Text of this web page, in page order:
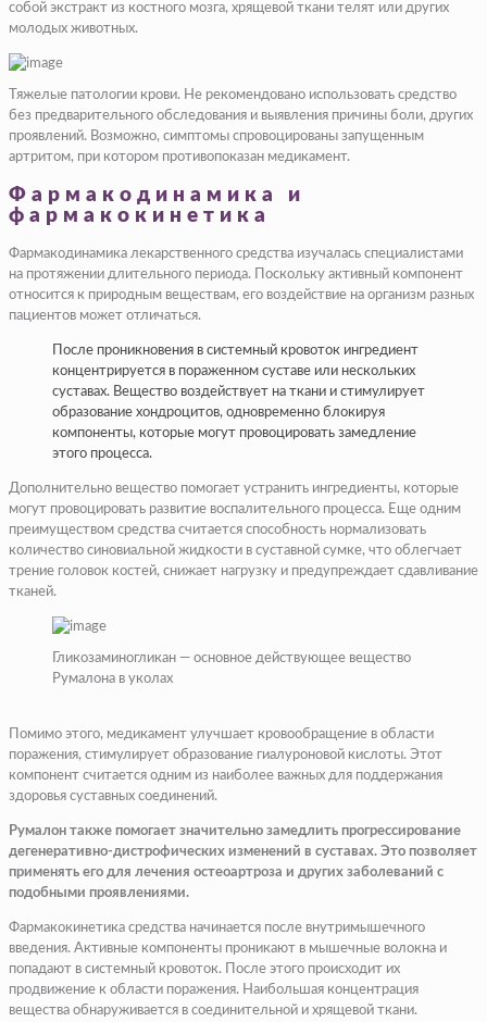
собой экстракт из костного мозга, хрящевой ткани телят или других
молодых животных.
Тяжелые патологии крови. Не рекомендовано использовать средство
без предварительного обследования и выявления причины боли, других
проявлений. Возможно, симптомы спровоцированы запущенным
артритом, при котором противопоказан медикамент.
Фармакодинамика и
фармакокинетика
Фармакодинамика лекарственного средства изучалась специалистами
на протяжении длительного периода. Поскольку активный компонент
относится к природным веществам, его воздействие на организм разных
пациентов может отличаться.
После проникновения в системный кровоток ингредиент
концентрируется в пораженном суставе или нескольких
суставах. Вещество воздействует на ткани и стимулирует
образование хондроцитов, одновременно блокируя
компоненты, которые могут провоцировать замедление
этого процесса.
Дополнительно вещество помогает устранить ингредиенты, которые
могут провоцировать развитие воспалительного процесса. Еще одним
преимуществом средства считается способность нормализовать
количество синовиальной жидкости в суставной сумке, что облегчает
трение головок костей, снижает нагрузку и предупреждает сдавливание
тканей.
Гликозаминогликан — основное действующее вещество
Румалона в уколах
Помимо этого, медикамент улучшает кровообращение в области
поражения, стимулирует образование гиалуроновой кислоты. Этот
компонент считается одним из наиболее важных для поддержания
здоровья суставных соединений.
Румалон также помогает значительно замедлить прогрессирование
дегенеративно-дистрофических изменений в суставах. Это позволяет
применять его для лечения остеоартроза и других заболеваний с
подобными проявлениями.
Фармакокинетика средства начинается после внутримышечного
введения. Активные компоненты проникают в мышечные волокна и
попадают в системный кровоток. После этого происходит их
продвижение к области поражения. Наибольшая концентрация
вещества обнаруживается в соединительной и хрящевой ткани.